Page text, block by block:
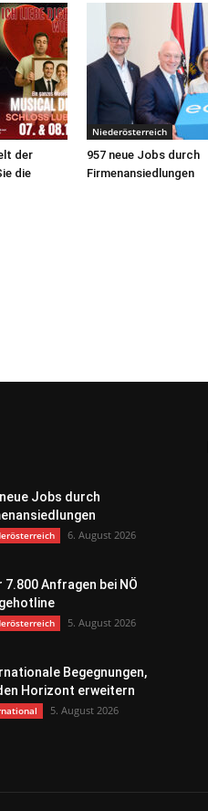
der
die
Niederösterreich
957 neue Jobs durch
Firmenansiedlungen
Jobs durch
6. August 2026
7.800 Anfragen bei NÖ
5. August 2026
Begegnungen,
Horizont erweitern
5. August 2026